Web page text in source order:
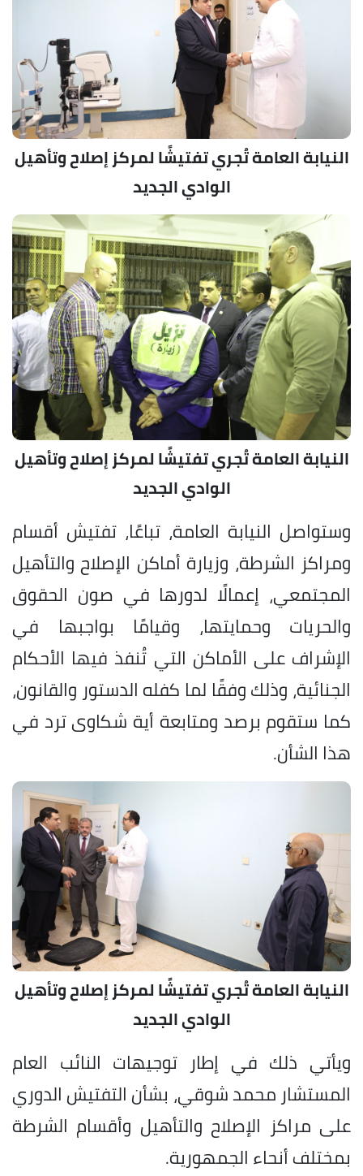
النيابة العامة تُجري تفتيشًا لمركز إصلاح وتأهيل
الوادي الجديد
النيابة العامة تُجري تفتيشًا لمركز إصلاح وتأهيل
الوادي الجديد
وستواصل النيابة العامة، تباعًا، تفتيش أقسام
ومراكز الشرطة، وزيارة أماكن الإصلاح والتأهيل
المجتمعي، إعمالًا لدورها في صون الحقوق
والحريات وحمايتها، وقيامًا بواجبها في
الإشراف على الأماكن التي تُنفذ فيها الأحكام
الجنائية، وذلك وفقًا لما كفله الدستور والقانون،
كما ستقوم برصد ومتابعة أية شكاوى ترد في
هذا الشأن.
النيابة العامة تُجري تفتيشًا لمركز إصلاح وتأهيل
الوادي الجديد
ويأتي ذلك في إطار توجيهات النائب العام
المستشار محمد شوقي، بشأن التفتيش الدوري
على مراكز الإصلاح والتأهيل وأقسام الشرطة
بمختلف أنحاء الجمهورية.